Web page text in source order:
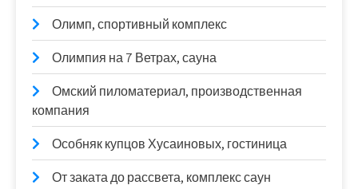
Олимп, спортивный комплекс
Олимпия на 7 Ветрах, сауна
Омский пиломатериал, производственная
компания
Особняк купцов Хусаиновых, гостиница
От заката до рассвета, комплекс саун